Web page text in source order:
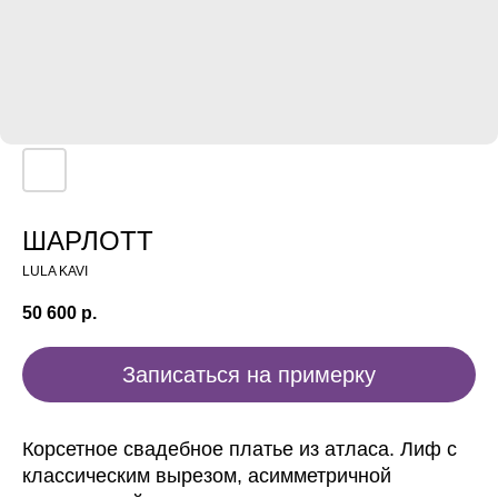
ШАРЛОТТ
LULA KAVI
50 600 р.
Записаться на примерку
Корсетное свадебное платье из атласа. Лиф с
классическим вырезом, асимметричной